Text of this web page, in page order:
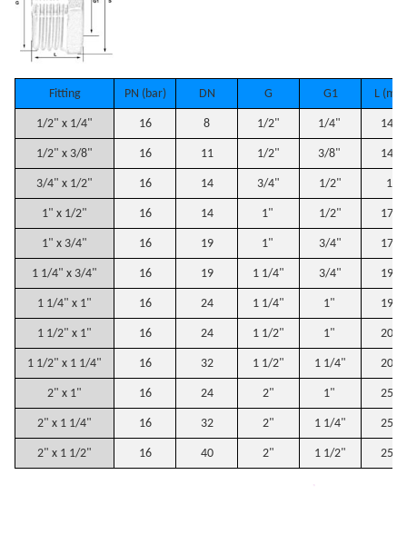
Fitting PN (bar) DN G G1 L
1/2" x 1/4" 16 8 1/2" 1/4" 14,5
1/2" x 3/8" 16 11 1/2" 3/8" 14,5
3/4" x 1/2" 16 14 3/4" 1/2" 16
1" x 1/2" 16 14 1" 1/2" 17,5
1" x 3/4" 16 19 1" 3/4" 17,5
1 1/4" x 3/4" 16 19 1 1/4" 3/4" 19,5
1 1/4" x 1" 16 24 1 1/4" 1" 19,5
1 1/2" x 1" 16 24 1 1/2" 1" 20,5
1 1/2" x 1 1/4" 16 32 1 1/2" 1 1/4" 20,5
2" x 1" 16 24 2" 1" 25,5
2" x 1 1/4" 16 32 2" 1 1/4" 25,5
2" x 1 1/2" 16 40 2" 1 1/2" 25,5